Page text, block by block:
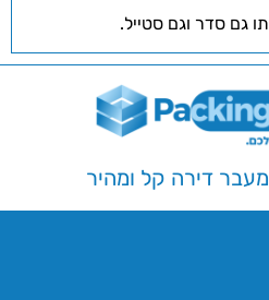
גם סדר וגם סטייל.
דירה קל ומהיר